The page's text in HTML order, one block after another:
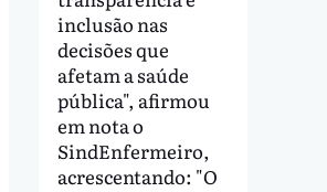
inclusão nas
decisões que
afetam a saúde
pública", afirmou
em nota o
SindEnfermeiro,
acrescentando: "O